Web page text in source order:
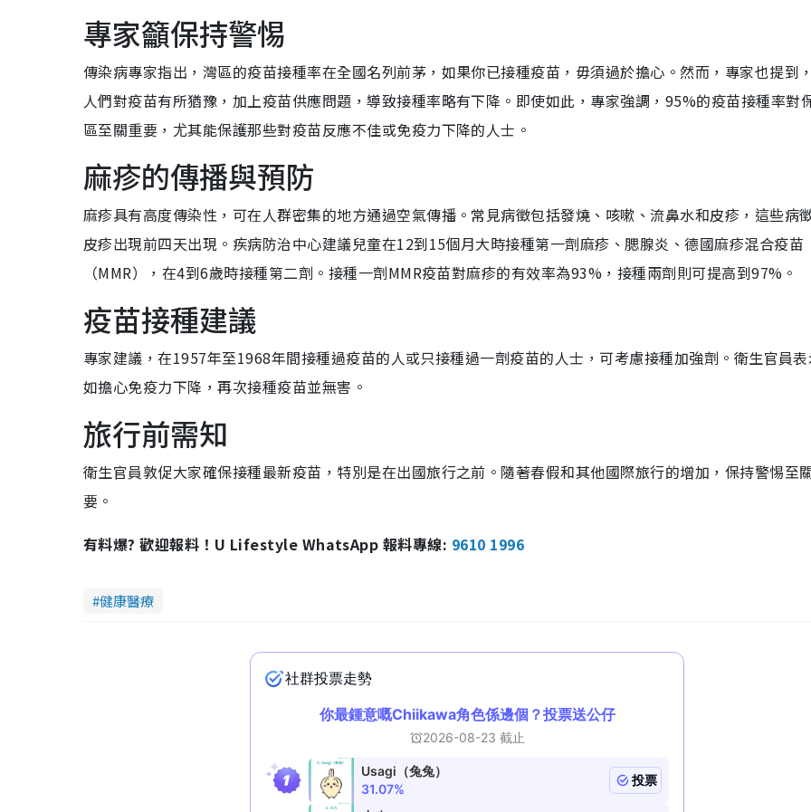
專家籲保持警惕
傳染病專家指出，灣區的疫苗接種率在全國名列前茅，如果你已接種疫苗，毋須過於擔心。然而，專家也提到
人們對疫苗有所猶豫，加上疫苗供應問題，導致接種率略有下降。即使如此，專家強調，95%的疫苗接種率對
區至關重要，尤其能保護那些對疫苗反應不佳或免疫力下降的人士。
麻疹的傳播與預防
麻疹具有高度傳染性，可在人群密集的地方通過空氣傳播。常見病徵包括發燒、咳嗽、流鼻水和皮疹，這些病
皮疹出現前四天出現。疾病防治中心建議兒童在12到15個月大時接種第一劑麻疹、腮腺炎、德國麻疹混合疫苗
（MMR），在4到6歲時接種第二劑。接種一劑MMR疫苗對麻疹的有效率為93%，接種兩劑則可提高到97%。
疫苗接種建議
專家建議，在1957年至1968年間接種過疫苗的人或只接種過一劑疫苗的人士，可考慮接種加強劑。衛生官員
如擔心免疫力下降，再次接種疫苗並無害。
旅行前需知
衛生官員敦促大家確保接種最新疫苗，特別是在出國旅行之前。隨著春假和其他國際旅行的增加，保持警惕至
要。
有料爆? 歡迎報料！U Lifestyle WhatsApp 報料專線: 9610 1996
健康醫療